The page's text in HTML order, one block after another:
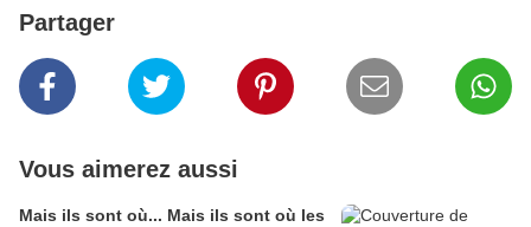
Partager
Vous aimerez aussi
Mais ils sont où... Mais ils sont où les